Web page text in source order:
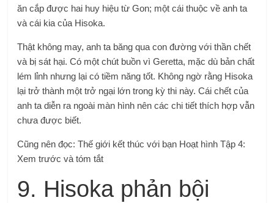
ăn cắp được hai huy hiệu từ Gon; một cái thuộc về anh ta
và cái kia của Hisoka.
Thật không may, anh ta băng qua con đường với thần chết
và bị sát hại. Có một chút buồn vì Geretta, mặc dù bản chất
lém lỉnh nhưng lại có tiềm năng tốt. Không ngờ rằng Hisoka
lại trở thành một trở ngại lớn trong kỳ thi này. Cái chết của
anh ta diễn ra ngoài màn hình nên các chi tiết thích hợp vẫn
chưa được biết.
Cũng nên đọc: Thế giới kết thúc với bạn Hoạt hình Tập 4:
Xem trước và tóm tắt
9. Hisoka phản bội